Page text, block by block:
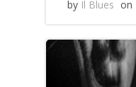
by Il Blues on